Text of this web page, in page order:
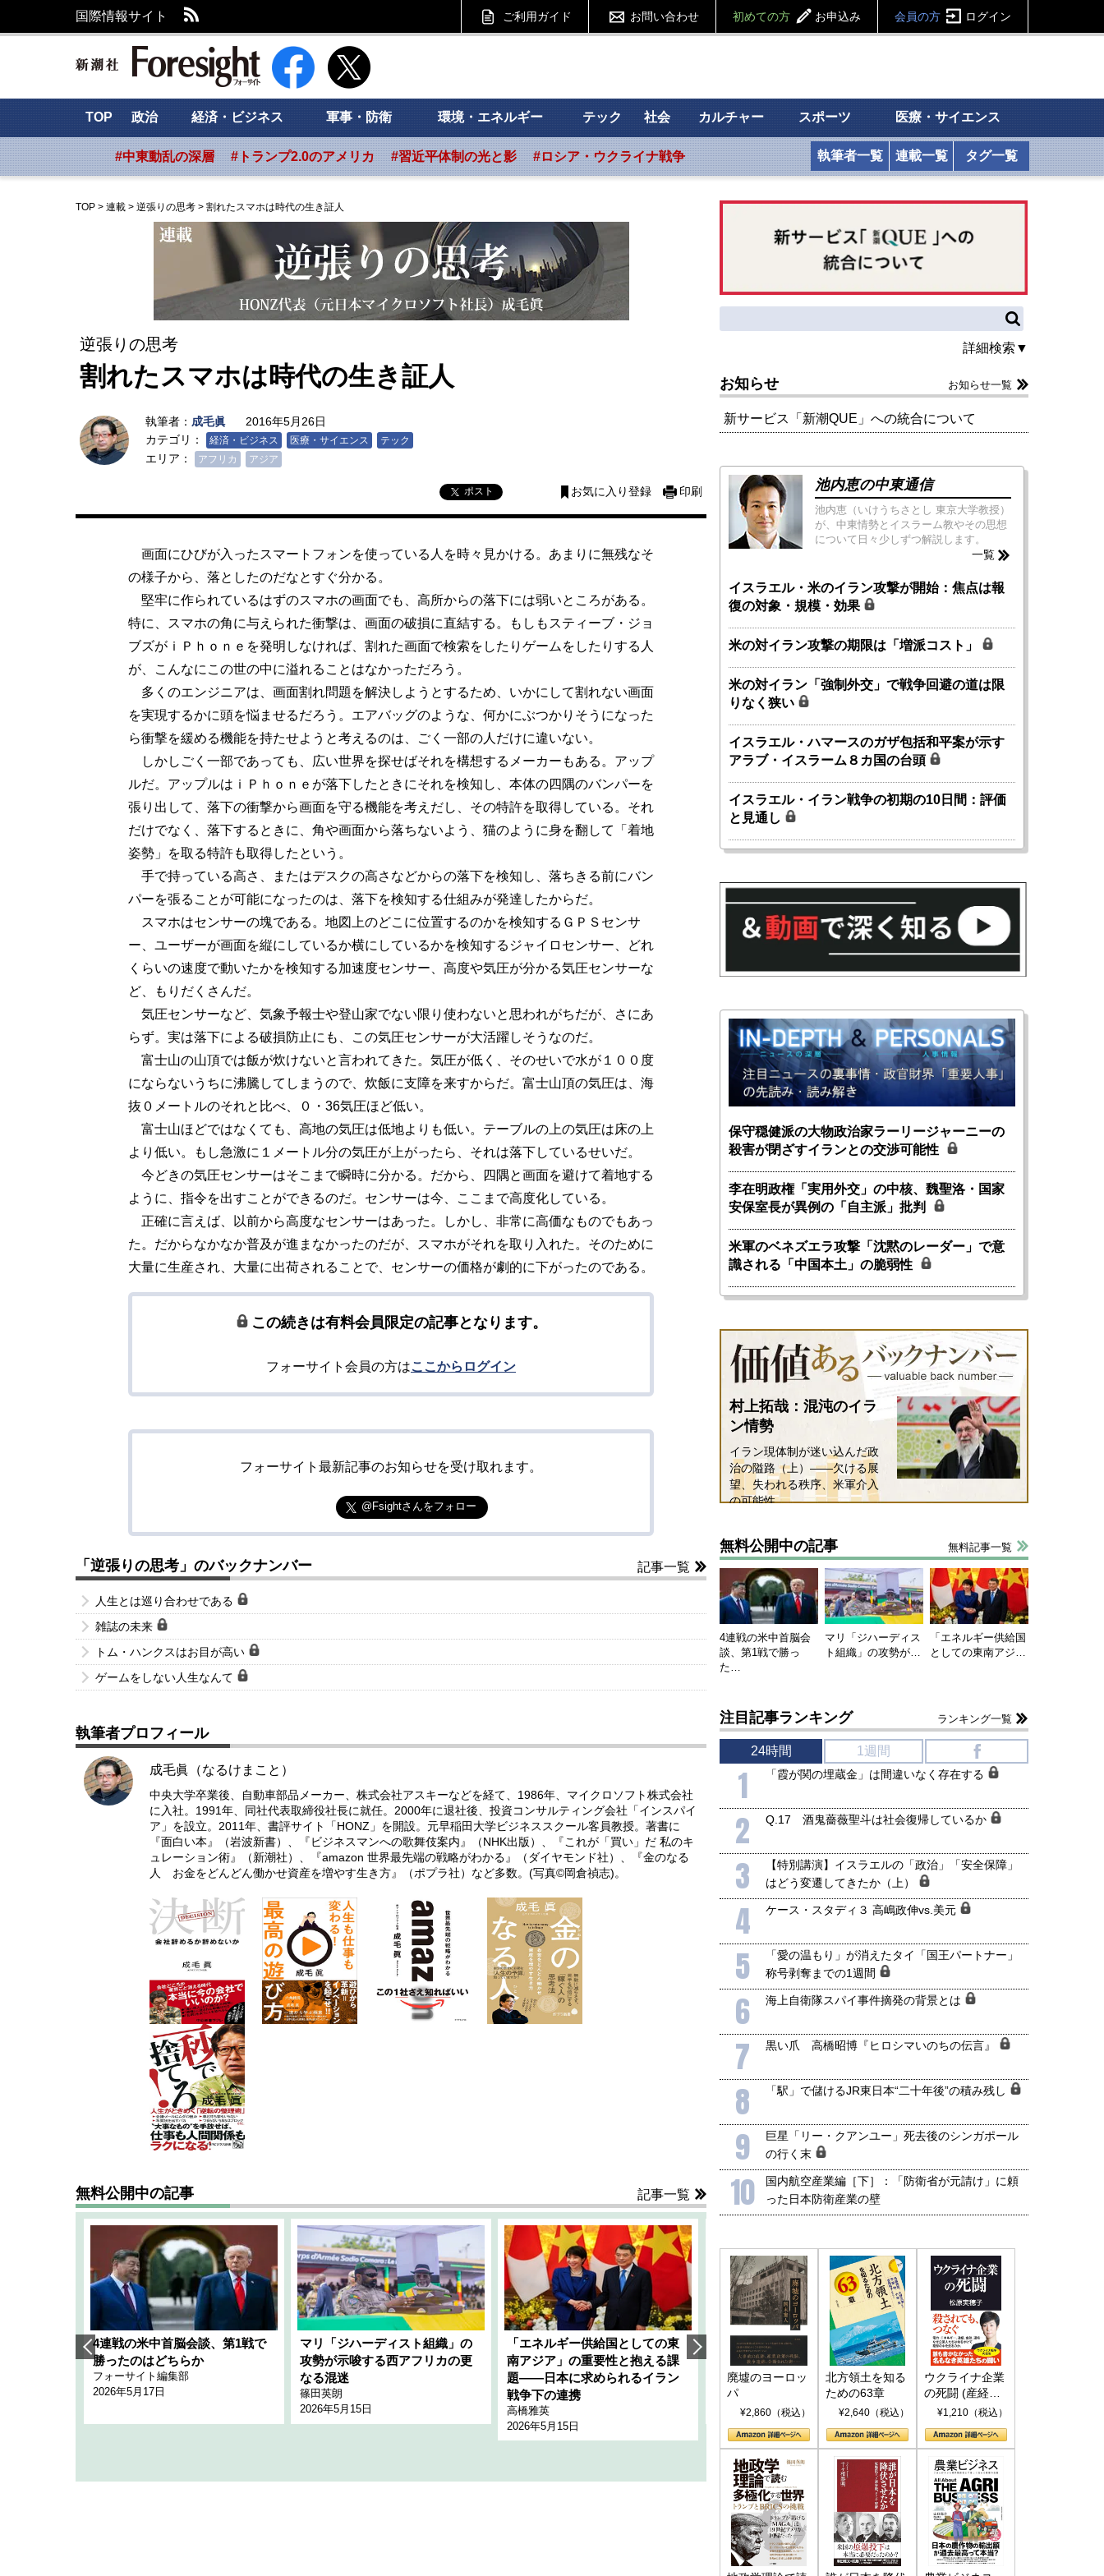
国際情報サイト ご利用ガイド お問い合わせ 初めての方 お申込み 会員の方 ログイン
新潮社 Foresight フォーサイト
TOP 政治 経済・ビジネス 軍事・防衛 環境・エネルギー テック 社会 カルチャー スポーツ 医療・サイエンス
#中東動乱の深層 #トランプ2.0のアメリカ #習近平体制の光と影 #ロシア・ウクライナ戦争 執筆者一覧 連載一覧 タグ一覧
TOP > 連載 > 逆張りの思考 > 割れたスマホは時代の生き証人
逆張りの思考
割れたスマホは時代の生き証人
執筆者： 成毛眞
2016年5月26日
カテゴリ：
経済・ビジネス 医療・サイエンス テック
エリア： アフリカ アジア
ポスト お気に入り登録 印刷
画面にひびが入ったスマートフォンを使っている人を時々見かける。あまりに無残なそ
の様子から、落としたのだなとすぐ分かる。
堅牢に作られているはずのスマホの画面でも、高所からの落下には弱いところがある。
特に、スマホの角に与えられた衝撃は、画面の破損に直結する。もしもスティーブ・ジョ
ブズがｉＰｈｏｎｅを発明しなければ、割れた画面で検索をしたりゲームをしたりする人
が、こんなにこの世の中に溢れることはなかっただろう。
多くのエンジニアは、画面割れ問題を解決しようとするため、いかにして割れない画面
を実現するかに頭を悩ませるだろう。エアバッグのような、何かにぶつかりそうになった
ら衝撃を緩める機能を持たせようと考えるのは、ごく一部の人だけに違いない。
しかしごく一部であっても、広い世界を探せばそれを構想するメーカーもある。アップ
ルだ。アップルはｉＰｈｏｎｅが落下したときにそれを検知し、本体の四隅のバンパーを
張り出して、落下の衝撃から画面を守る機能を考えだし、その特許を取得している。それ
だけでなく、落下するときに、角や画面から落ちないよう、猫のように身を翻して「着地
姿勢」を取る特許も取得したという。
手で持っている高さ、またはデスクの高さなどからの落下を検知し、落ちきる前にバン
パーを張ることが可能になったのは、落下を検知する仕組みが発達したからだ。
スマホはセンサーの塊である。地図上のどこに位置するのかを検知するＧＰＳセンサ
ー、ユーザーが画面を縦にしているか横にしているかを検知するジャイロセンサー、どれ
くらいの速度で動いたかを検知する加速度センサー、高度や気圧が分かる気圧センサーな
ど、もりだくさんだ。
気圧センサーなど、気象予報士や登山家でない限り使わないと思われがちだが、さにあ
らず。実は落下による破損防止にも、この気圧センサーが大活躍しそうなのだ。
富士山の山頂では飯が炊けないと言われてきた。気圧が低く、そのせいで水が１００度
にならないうちに沸騰してしまうので、炊飯に支障を来すからだ。富士山頂の気圧は、海
抜０メートルのそれと比べ、０・36気圧ほど低い。
富士山ほどではなくても、高地の気圧は低地よりも低い。テーブルの上の気圧は床の上
より低い。もし急激に１メートル分の気圧が上がったら、それは落下しているせいだ。
今どきの気圧センサーはそこまで瞬時に分かる。だから、四隅と画面を避けて着地する
ように、指令を出すことができるのだ。センサーは今、ここまで高度化している。
正確に言えば、以前から高度なセンサーはあった。しかし、非常に高価なものでもあっ
た。だからなかなか普及が進まなかったのだが、スマホがそれを取り入れた。そのために
大量に生産され、大量に出荷されることで、センサーの価格が劇的に下がったのである。
この続きは有料会員限定の記事となります。
フォーサイト会員の方はここからログイン
フォーサイト最新記事のお知らせを受け取れます。
@Fsightさんをフォロー
「逆張りの思考」のバックナンバー 記事一覧
人生とは巡り合わせである
雑誌の未来
トム・ハンクスはお目が高い
ゲームをしない人生なんて
執筆者プロフィール
成毛眞（なるけまこと）
中央大学卒業後、自動車部品メーカー、株式会社アスキーなどを経て、1986年、マイクロソフト株式会社
に入社。1991年、同社代表取締役社長に就任。2000年に退社後、投資コンサルティング会社「インスパイ
ア」を設立。2011年、書評サイト「HONZ」を開設。元早稲田大学ビジネススクール客員教授。著書に
『面白い本』（岩波新書）、『ビジネスマンへの歌舞伎案内』（NHK出版）、『これが「買い」だ 私のキ
ュレーション術』（新潮社）、『amazon 世界最先端の戦略がわかる』（ダイヤモンド社）、『金のなる
人 お金をどんどん働かせ資産を増やす生き方』（ポプラ社）など多数。(写真©岡倉禎志)。
無料公開中の記事 記事一覧
4連戦の米中首脳会談、第1戦で
勝ったのはどちらか
フォーサイト編集部
2026年5月17日
マリ「ジハーディスト組織」の
攻勢が示唆する西アフリカの更
なる混迷
篠田英朗
2026年5月15日
「エネルギー供給国としての東
南アジア」の重要性と抱える課
題――日本に求められるイラン
戦争下の連携
高橋雅英
2026年5月15日
韓国にも理解してほしい「極東
1905年体制」における日米韓安
全保障協力の意味
千々和泰明
2026年5月15日
ホルムズ海峡危機で加速したエ
ネルギー転換が「中国依存」に
行き着くリスク
小山堅
2026年5月14日
詳細検索▼
お知らせ お知らせ一覧
新サービス「新潮QUE」への統合について
池内恵の中東通信
池内恵（いけうちさとし 東京大学教授）
が、中東情勢とイスラーム教やその思想
について日々少しずつ解説します。
一覧
イスラエル・米のイラン攻撃が開始：焦点は報
復の対象・規模・効果
米の対イラン攻撃の期限は「増派コスト」
米の対イラン「強制外交」で戦争回避の道は限
りなく狭い
イスラエル・ハマースのガザ包括和平案が示す
アラブ・イスラーム８カ国の台頭
イスラエル・イラン戦争の初期の10日間：評価
と見通し
保守穏健派の大物政治家ラーリージャーニーの
殺害が閉ざすイランとの交渉可能性
李在明政権「実用外交」の中核、魏聖洛・国家
安保室長が異例の「自主派」批判
米軍のベネズエラ攻撃「沈黙のレーダー」で意
識される「中国本土」の脆弱性
村上拓哉：混沌のイラ
ン情勢
イラン現体制が迷い込んだ政
治の隘路（上）――欠ける展
望、失われる秩序、米軍介入
の可能性
無料公開中の記事 無料記事一覧
4連戦の米中首脳会
談、第1戦で勝っ
た…
マリ「ジハーディス
ト組織」の攻勢が…
「エネルギー供給国
としての東南アジ…
注目記事ランキング ランキング一覧
24時間 1週間
1 「霞が関の埋蔵金」は間違いなく存在する
2 Q.17 酒鬼薔薇聖斗は社会復帰しているか
3
【特別講演】イスラエルの「政治」「安全保障」
はどう変遷してきたか（上）
4 ケース・スタディ３ 高嶋政伸vs.美元
5
「愛の温もり」が消えたタイ「国王パートナー」
称号剥奪までの1週間
6 海上自衛隊スパイ事件摘発の背景とは
7 黒い爪 高橋昭博『ヒロシマいのちの伝言』
8 「駅」で儲けるJR東日本“二十年後”の積み残し
9
巨星「リー・クアンユー」死去後のシンガポール
の行く末
10
国内航空産業編［下］：「防衛省が元請け」に頼
った日本防衛産業の壁
廃墟のヨーロッ
パ
¥2,860（税込）
北方領土を知る
ための63章
¥2,640（税込）
ウクライナ企業
の死闘 (産経セ
レクト S 039)
¥1,210（税込）